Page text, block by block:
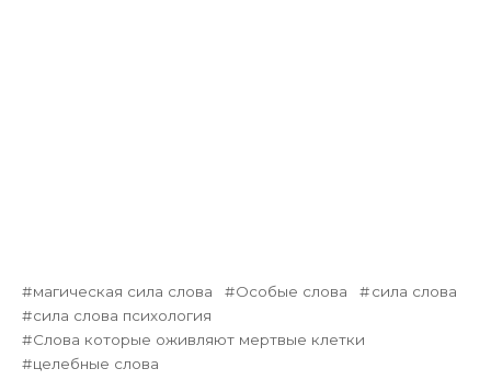
магическая сила слова Особые слова
сила слова
сила слова психология
Слова которые оживляют мертвые клетки
целебные слова